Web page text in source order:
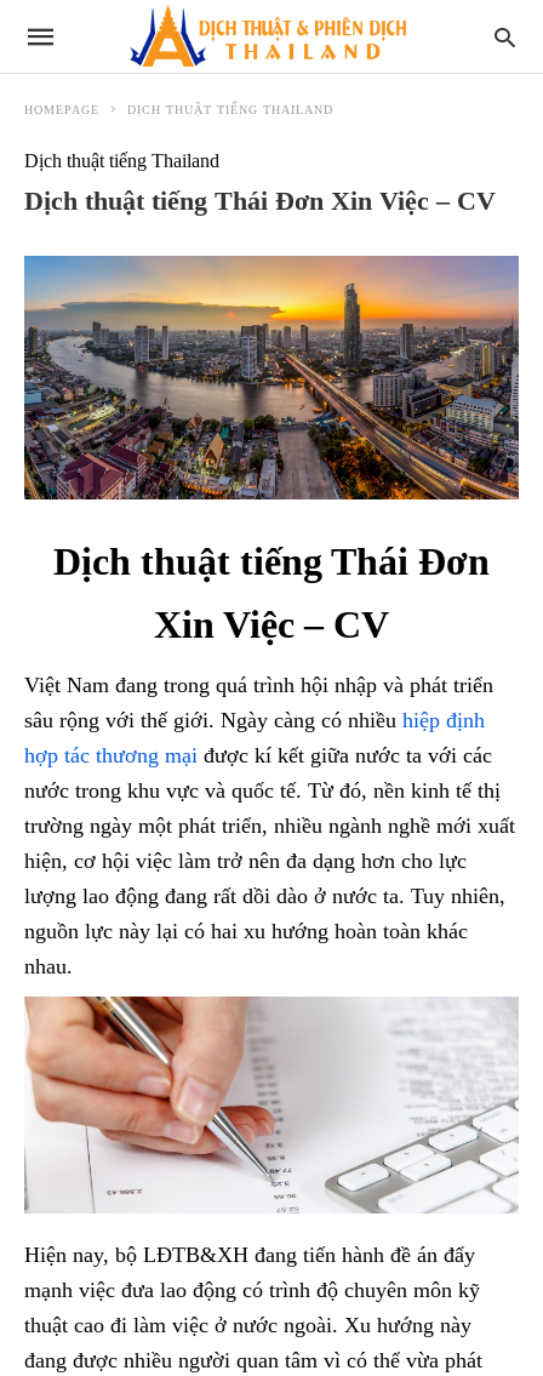
HOMEPAGE DỊCH THUẬT TIẾNG THAILAND
Dịch thuật tiếng Thailand
Dịch thuật tiếng Thái Đơn Xin Việc – CV
Dịch thuật tiếng Thái Đơn
Xin Việc – CV
Việt Nam đang trong quá trình hội nhập và phát triển
sâu rộng với thế giới. Ngày càng có nhiều hiệp định
hợp tác thương mại được kí kết giữa nước ta với các
nước trong khu vực và quốc tế. Từ đó, nền kinh tế thị
trường ngày một phát triển, nhiều ngành nghề mới xuất
hiện, cơ hội việc làm trở nên đa dạng hơn cho lực
lượng lao động đang rất dồi dào ở nước ta. Tuy nhiên,
nguồn lực này lại có hai xu hướng hoàn toàn khác
nhau.
Hiện nay, bộ LĐTB&XH đang tiến hành đề án đẩy
mạnh việc đưa lao động có trình độ chuyên môn kỹ
thuật cao đi làm việc ở nước ngoài. Xu hướng này
đang được nhiều người quan tâm vì có thể vừa phát